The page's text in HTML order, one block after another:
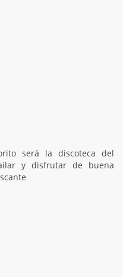
será la discoteca del
y disfrutar de buena